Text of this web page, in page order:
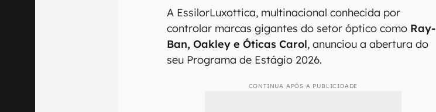
A EssilorLuxottica, multinacional conhecida por
controlar marcas gigantes do setor óptico como Ray-
Ban, Oakley e Óticas Carol, anunciou a abertura do
seu Programa de Estágio 2026.
CONTINUA APÓS A PUBLICIDADE